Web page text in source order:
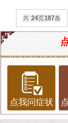
共24页187条
点我问症状